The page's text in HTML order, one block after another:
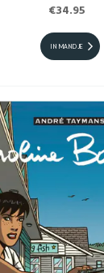
€34.95
IN MANDJE